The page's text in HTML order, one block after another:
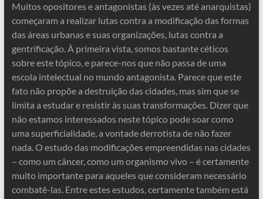
Muitos opositores e antagonistas (às vezes até anarquistas)
começaram a realizar lutas contra a modificação das formas
das áreas urbanas e suas organizações, lutas contra a
gentrificação. À primeira vista, somos bastante céticos
sobre este tópico, e parece-nos que não passa de uma
escola intelectual no mundo antagonista. Parece que este
fato não propõe a destruição das cidades, mas sim que se
limita a estudar e resistir às suas transformações. Dizer que
não estamos interessados ​​neste tópico pode soar como
uma superficialidade, a vontade derrotista de não fazer
nada. O estudo das modificações empreendidas nas cidades
– como um câncer, como um organismo vivo – é certamente
muito importante para aqueles que consideram necessário
combatê-las. Entre estes estudos, certamente também está